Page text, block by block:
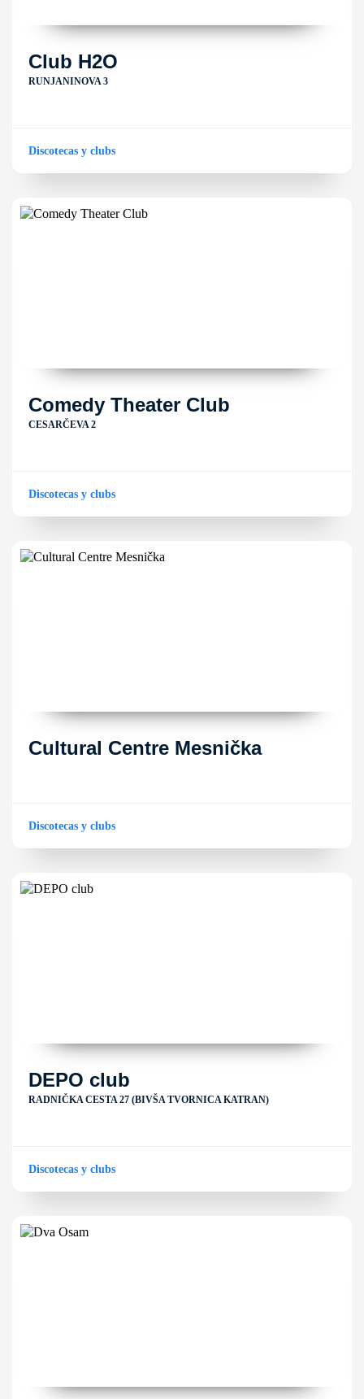
Club H2O
RUNJANINOVA 3
Discotecas y clubs
Comedy Theater Club
CESARČEVA 2
Discotecas y clubs
Cultural Centre Mesnička
Discotecas y clubs
DEPO club
RADNIČKA CESTA 27 (BIVŠA TVORNICA KATRAN)
Discotecas y clubs